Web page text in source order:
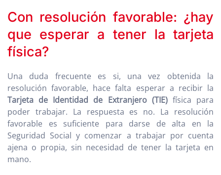
Con resolución favorable: ¿hay
que esperar a tener la tarjeta
física?
Una duda frecuente es si, una vez obtenida la
resolución favorable, hace falta esperar a recibir la
Tarjeta de Identidad de Extranjero (TIE)física para
poder trabajar. La respuesta es no. La resolución
favorable es suficiente para darse de alta en la
Seguridad Social y comenzar a trabajar por cuenta
ajena o propia, sin necesidad de tener la tarjeta en
mano.